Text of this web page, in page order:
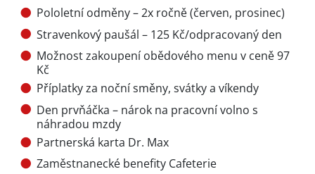
Pololetní odměny – 2x ročně (červen, prosinec)
Stravenkový paušál – 125 Kč/odpracovaný den
Možnost zakoupení obědového menu v ceně 97
Kč
Příplatky za noční směny, svátky a víkendy
Den prvňáčka – nárok na pracovní volno s
náhradou mzdy
Partnerská karta Dr. Max
Zaměstnanecké benefity Cafeterie